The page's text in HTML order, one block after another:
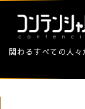
関わるすべての人